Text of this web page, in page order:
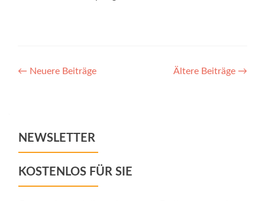
Posts
Ältere Beiträge →
← Neuere Beiträge
NEWSLETTER
KOSTENLOS FÜR SIE